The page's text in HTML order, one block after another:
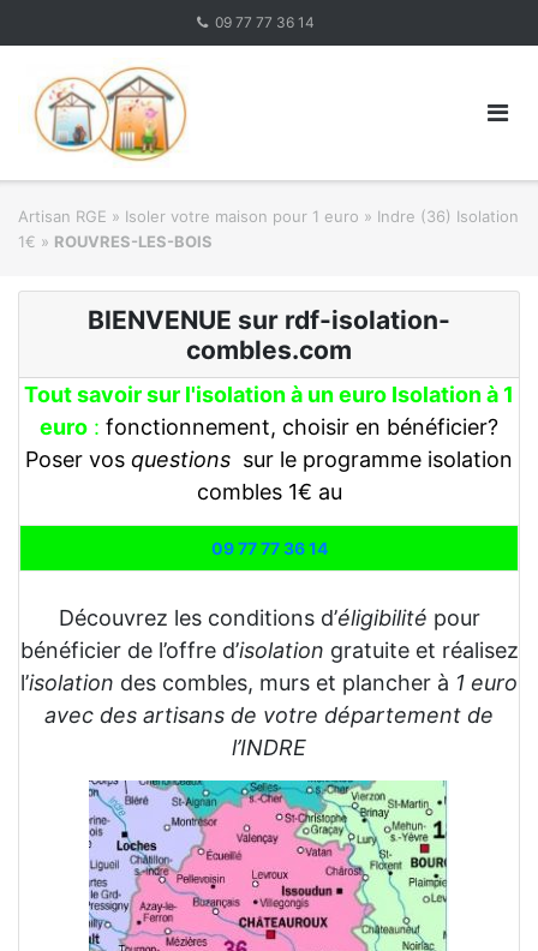
09 77 77 36 14
Artisan RGE » Isoler votre maison pour 1 euro » Indre (36) Isolation
1€ » ROUVRES-LES-BOIS
BIENVENUE sur rdf-isolation-
combles.com
Tout savoir sur l'isolation à un euro Isolation à 1
euro : fonctionnement, choisir en bénéficier?
Poser vos questions sur le programme isolation
combles 1€ au
09 77 77 36 14
Découvrez les conditions d’éligibilité pour
bénéficier de l’offre d’isolation gratuite et réalisez
l’isolation des combles, murs et plancher à 1 euro
avec des artisans de votre département de
l’INDRE